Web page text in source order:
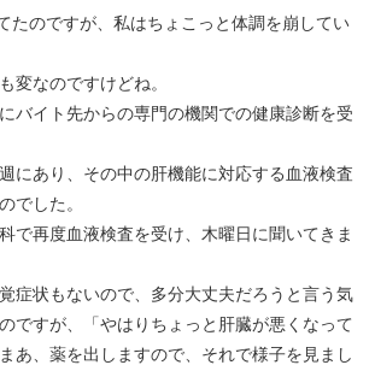
たのですが、私はちょこっと体調を崩してい
変なのですけどね。
バイト先からの専門の機関での健康診断を受
にあり、その中の肝機能に対応する血液検査
でした。
で再度血液検査を受け、木曜日に聞いてきま
症状もないので、多分大丈夫だろうと言う気
ですが、「やはりちょっと肝臓が悪くなって
あ、薬を出しますので、それで様子を見まし